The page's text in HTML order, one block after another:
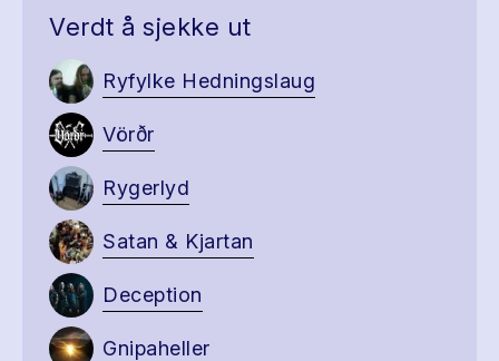
Verdt å sjekke ut
Ryfylke Hedningslaug
Vörðr
Rygerlyd
Satan & Kjartan
Deception
Gnipaheller